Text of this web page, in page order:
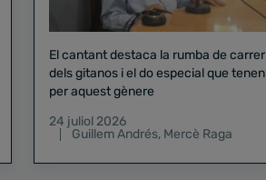
El cantant destaca la rumba de carrer
dels gitanos i el do especial que tenen
per aquest gènere
24 juliol 2026
Guillem Andrés, Mercè Raga